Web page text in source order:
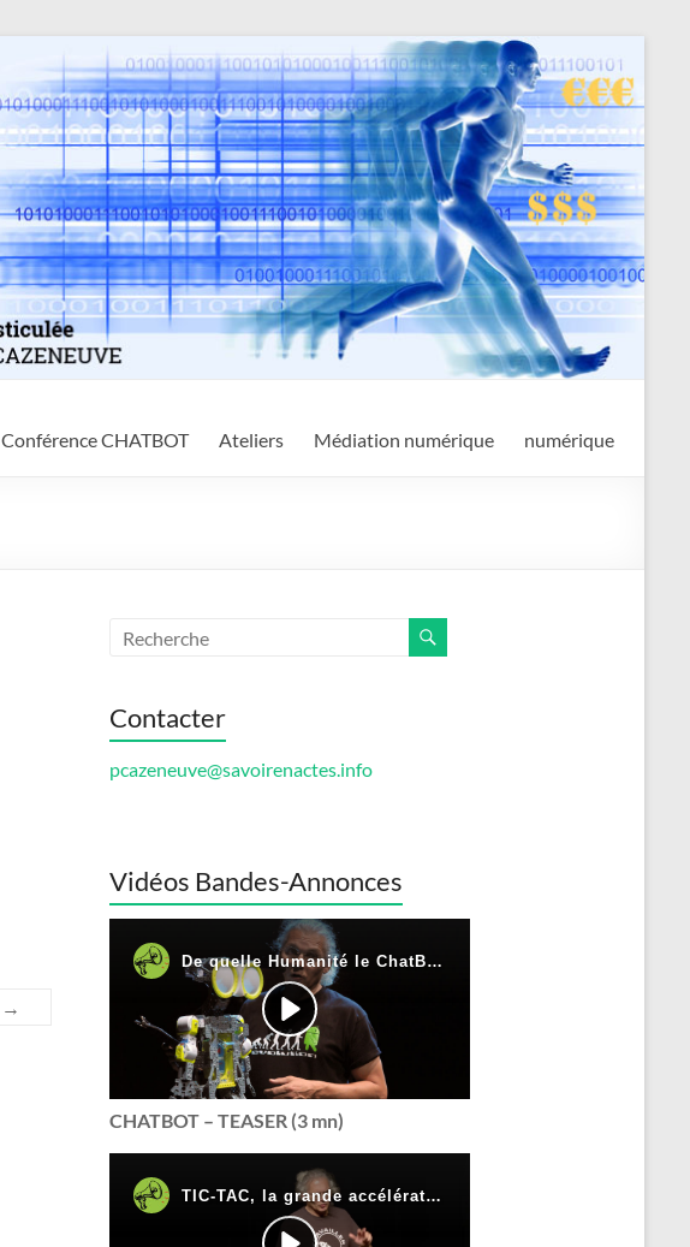
Conférence CHATBOT Ateliers Médiation numérique numérique
→
Contacter
pcazeneuve@savoirenactes.info
Vidéos Bandes-Annonces
CHATBOT – TEASER (3 mn)